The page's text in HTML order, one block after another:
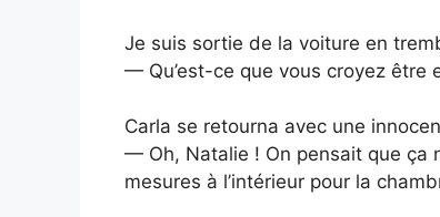
Je suis sortie de la voiture en
— Qu’est-ce que vous croyez être
Carla se retourna avec une
— Oh, Natalie ! On pensait que ça
mesures à l’intérieur pour la